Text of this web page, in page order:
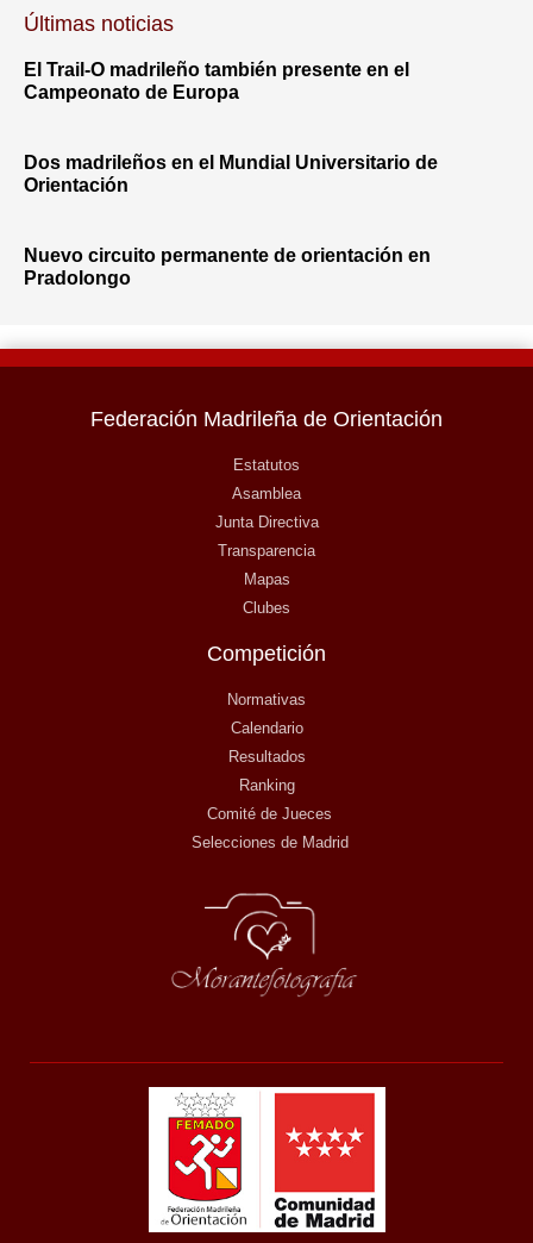
Últimas noticias
El Trail-O madrileño también presente en el
Campeonato de Europa
Dos madrileños en el Mundial Universitario de
Orientación
Nuevo circuito permanente de orientación en
Pradolongo
Federación Madrileña de Orientación
Estatutos
Asamblea
Junta Directiva
Transparencia
Mapas
Clubes
Competición
Normativas
Calendario
Resultados
Ranking
Comité de Jueces
Selecciones de Madrid